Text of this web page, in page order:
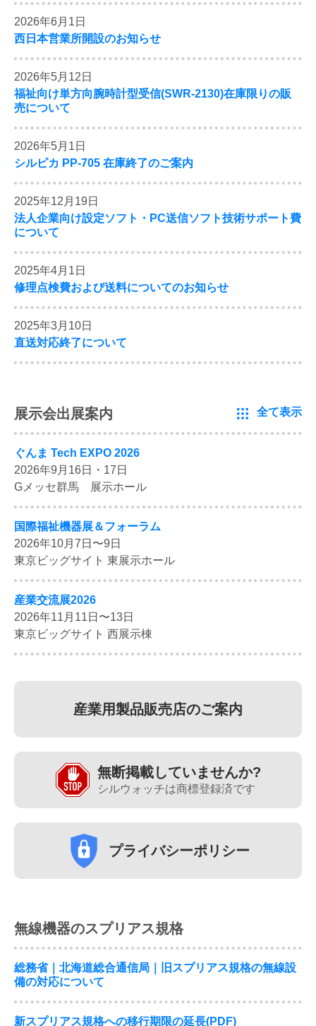
2026年6月1日
西日本営業所開設のお知らせ
2026年5月12日
福祉向け単方向腕時計型受信(SWR-2130)在庫限りの販
売について
2026年5月1日
シルピカ PP-705 在庫終了のご案内
2025年12月19日
法人企業向け設定ソフト・PC送信ソフト技術サポート費
について
2025年4月1日
修理点検費および送料についてのお知らせ
2025年3月10日
直送対応終了について
展示会出展案内 全て表示
ぐんま Tech EXPO 2026
2026年9月16日・17日
Gメッセ群馬 展示ホール
国際福祉機器展＆フォーラム
2026年10月7日〜9日
東京ビッグサイト 東展示ホール
産業交流展2026
2026年11月11日〜13日
東京ビッグサイト 西展示棟
産業用製品販売店のご案内
無断掲載していませんか?
シルウォッチは商標登録済です
プライバシーポリシー
無線機器のスプリアス規格
総務省｜北海道総合通信局｜旧スプリアス規格の無線設
備の対応について
新スプリアス規格への移行期限の延長(PDF)